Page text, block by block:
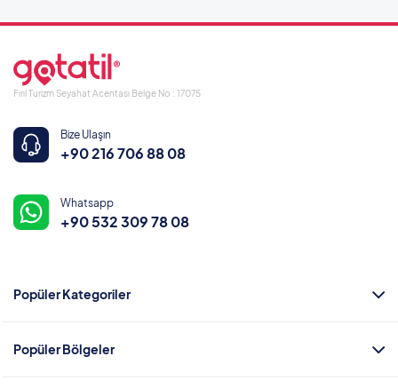
Fırıl Turizm Seyahat Acentası Belge No : 17075
Bize Ulaşın
+90 216 706 88 08
Whatsapp
+90 532 309 78 08
Popüler Kategoriler
Popüler Bölgeler